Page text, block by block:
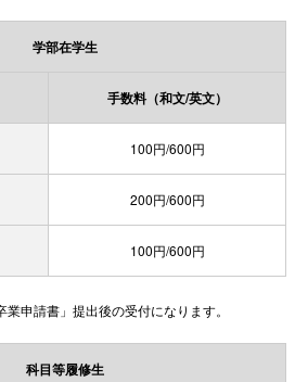
学部在学生
手数料（和文/英文）
100円/600円
200円/600円
100円/600円
申請書」提出後の受付になります。
科目等履修生